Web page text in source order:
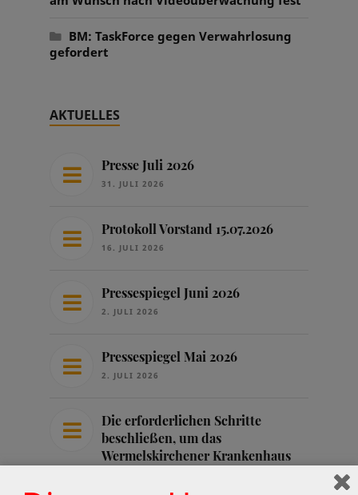
BM: TaskForce gegen Verwahrlosung
gefordert
AKTUELLES
Presse Juli 2026
31. JULI 2026
Protokoll Vorstand 15.07.2026
16. JULI 2026
Pressespiegel Juni 2026
2. JULI 2026
Pressespiegel Mai 2026
2. JULI 2026
Die erforderlichen Schritte
beschließen, um das
Wermelskirchener Krankenhaus